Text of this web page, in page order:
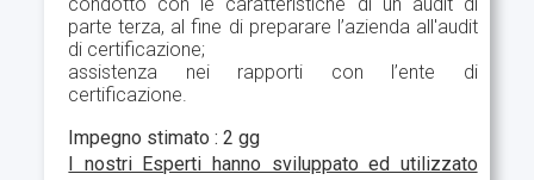
parte terza, al fine di preparare l’azienda all'audit
di certificazione;
assistenza nei rapporti con l’ente di
certificazione.
Impegno stimato : 2 gg
I nostri Esperti hanno sviluppato ed utilizzato